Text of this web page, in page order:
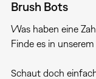
Brush Bots
Was haben eine
Finde es in
Schaut doch